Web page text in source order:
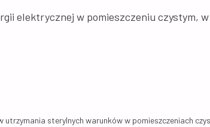
elektrycznej w pomieszczeniu czystym,
utrzymania sterylnych warunków w pomieszczeniach